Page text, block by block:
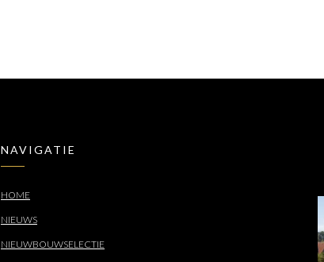
NAVIGATIE
HOME
NIEUWS
NIEUWBOUWSELECTIE